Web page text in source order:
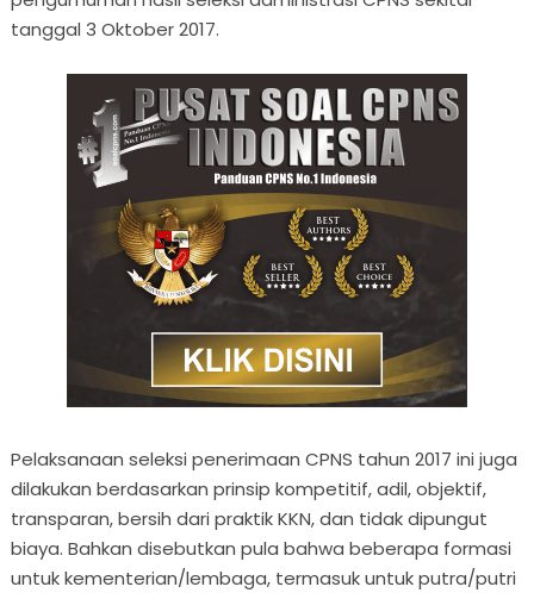
tanggal 3 Oktober 2017.
Pelaksanaan seleksi penerimaan CPNS tahun 2017 ini juga
dilakukan berdasarkan prinsip kompetitif, adil, objektif,
transparan, bersih dari praktik KKN, dan tidak dipungut
biaya. Bahkan disebutkan pula bahwa beberapa formasi
untuk kementerian/lembaga, termasuk untuk putra/putri